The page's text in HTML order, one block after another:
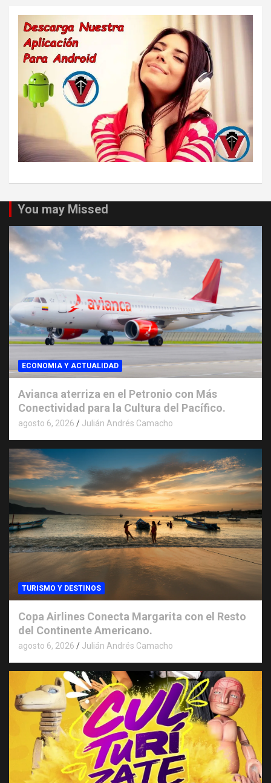
You may Missed
ECONOMIA Y ACTUALIDAD
Avianca aterriza en el Petronio con Más
Conectividad para la Cultura del Pacífico.
agosto 6, 2026 Julián Andrés Camacho
TURISMO Y DESTINOS
Copa Airlines Conecta Margarita con el Resto
del Continente Americano.
agosto 6, 2026 Julián Andrés Camacho